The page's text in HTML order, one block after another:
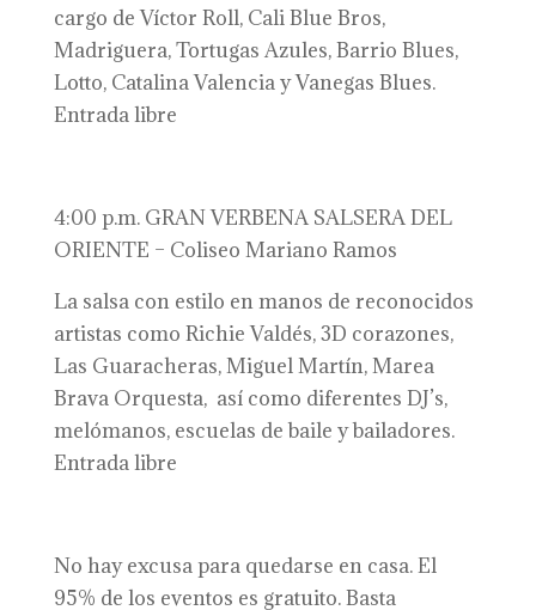
cargo de Víctor Roll, Cali Blue Bros,
Madriguera, Tortugas Azules, Barrio Blues,
Lotto, Catalina Valencia y Vanegas Blues.
Entrada libre
4:00 p.m. GRAN VERBENA SALSERA DEL
ORIENTE – Coliseo Mariano Ramos
La salsa con estilo en manos de reconocidos
artistas como Richie Valdés, 3D corazones,
Las Guaracheras, Miguel Martín, Marea
Brava Orquesta, así como diferentes DJ’s,
melómanos, escuelas de baile y bailadores.
Entrada libre
No hay excusa para quedarse en casa. El
95% de los eventos es gratuito. Basta